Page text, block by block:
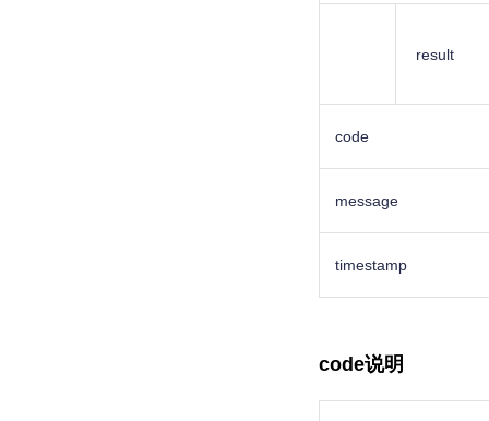
result
code
message
timestamp
code说明